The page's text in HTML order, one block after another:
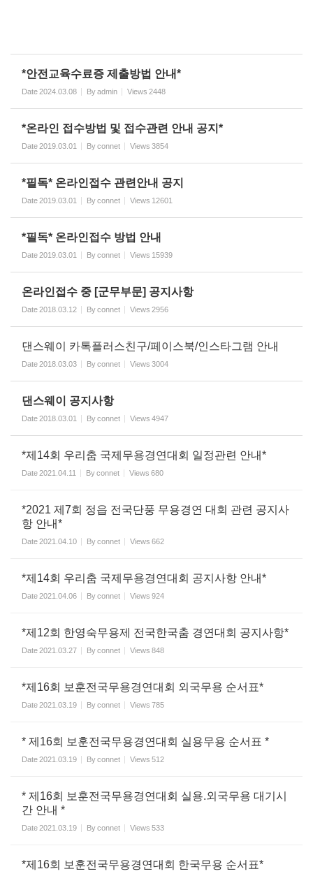
*안전교육수료증 제출방법 안내*
Date2024.03.08 Byadmin Views 2448
*온라인 접수방법 및 접수관련 안내 공지*
Date2019.03.01 Byconnet Views 3854
*필독* 온라인접수 관련안내 공지
Date2019.03.01 Byconnet Views 12601
*필독* 온라인접수 방법 안내
Date2019.03.01 Byconnet Views 15939
온라인접수 중 [군무부문] 공지사항
Date2018.03.12 Byconnet Views 2956
댄스웨이 카톡플러스친구/페이스북/인스타그램 안내
Date2018.03.03 Byconnet Views 3004
댄스웨이 공지사항
Date2018.03.01 Byconnet Views 4947
*제14회 우리춤 국제무용경연대회 일정관련 안내*
Date2021.04.11 Byconnet Views 680
*2021 제7회 정읍 전국단풍 무용경연 대회 관련 공지사
항 안내*
Date2021.04.10 Byconnet Views 662
*제14회 우리춤 국제무용경연대회 공지사항 안내*
Date2021.04.06 Byconnet Views 924
*제12회 한영숙무용제 전국한국춤 경연대회 공지사항*
Date2021.03.27 Byconnet Views 848
*제16회 보훈전국무용경연대회 외국무용 순서표*
Date2021.03.19 Byconnet Views 785
* 제16회 보훈전국무용경연대회 실용무용 순서표 *
Date2021.03.19 Byconnet Views 512
* 제16회 보훈전국무용경연대회 실용.외국무용 대기시
간 안내 *
Date2021.03.19 Byconnet Views 533
*제16회 보훈전국무용경연대회 한국무용 순서표*